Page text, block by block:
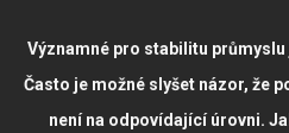
Významné pro stabilitu
Často je možné slyšet názor, že
není na odpovídající úrovni.